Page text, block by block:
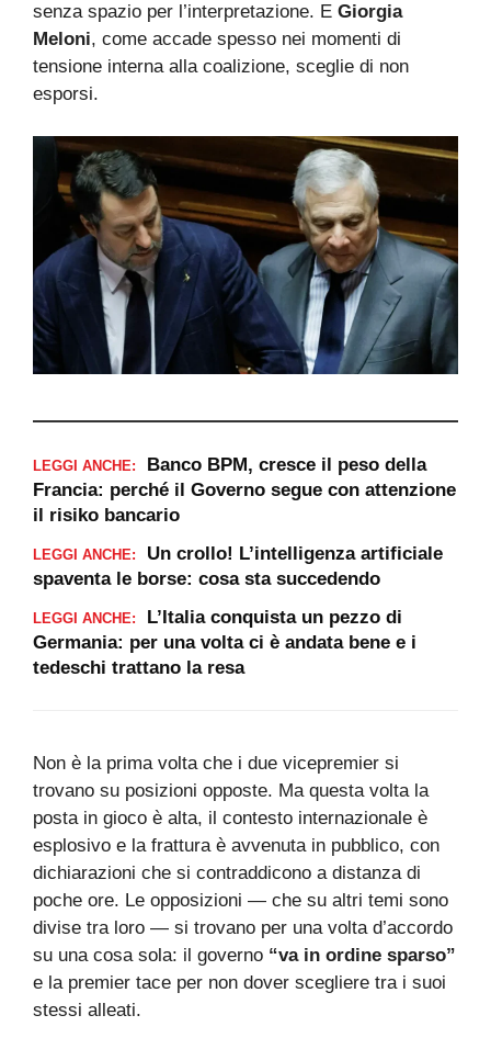
senza spazio per l’interpretazione. E Giorgia
Meloni, come accade spesso nei momenti di
tensione interna alla coalizione, sceglie di non
esporsi.
LEGGI ANCHE:
Banco BPM, cresce il peso della
Francia: perché il Governo segue con attenzione
il risiko bancario
LEGGI ANCHE:
Un crollo! L’intelligenza artificiale
spaventa le borse: cosa sta succedendo
LEGGI ANCHE:
L’Italia conquista un pezzo di
Germania: per una volta ci è andata bene e i
tedeschi trattano la resa
Non è la prima volta che i due vicepremier si
trovano su posizioni opposte. Ma questa volta la
posta in gioco è alta, il contesto internazionale è
esplosivo e la frattura è avvenuta in pubblico, con
dichiarazioni che si contraddicono a distanza di
poche ore. Le opposizioni — che su altri temi sono
divise tra loro — si trovano per una volta d’accordo
su una cosa sola: il governo “va in ordine sparso”
e la premier tace per non dover scegliere tra i suoi
stessi alleati.